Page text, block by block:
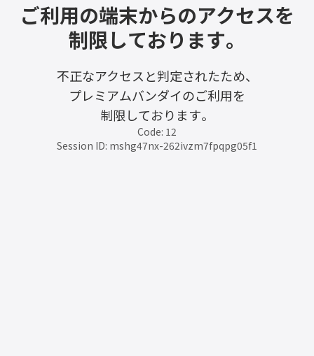
ご利用の端末からのアクセスを
制限しております。
不正なアクセスと判定されたため、
プレミアムバンダイのご利用を
制限しております。
Code: 12
Session ID: mshg47nx-262ivzm7fpqpg05f1